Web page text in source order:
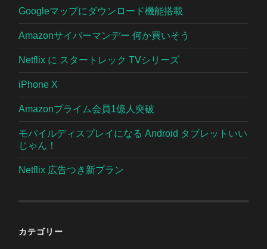
Googleマップにダウンロード機能搭載
Amazonサイバーマンデー 何か買いそう
Netflix に スタートレック TVシリーズ
iPhone X
Amazonプライム会員1億人突破
モバイルディスプレイになる Android タブレットいい
じゃん！
Netflix 広告つき新プラン
カテゴリー